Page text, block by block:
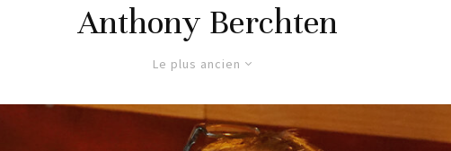
Anthony Berchten
Le plus ancien